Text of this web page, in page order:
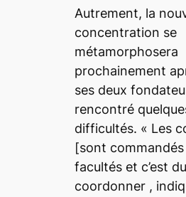
Autrement, la
concentration se
métamorphosera
prochainement
ses deux
rencontré
difficultés. « Les
[sont
facultés et c’est
coordonner ,